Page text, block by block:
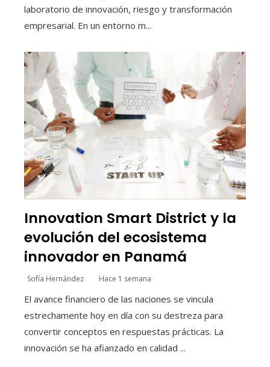
laboratorio de innovación, riesgo y transformación
empresarial. En un entorno m...
Innovation Smart District y la
evolución del ecosistema
innovador en Panamá
Sofía Hernández Hace 1 semana
El avance financiero de las naciones se vincula
estrechamente hoy en día con su destreza para
convertir conceptos en respuestas prácticas. La
innovación se ha afianzado en calidad ...